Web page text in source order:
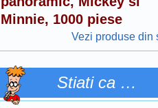
Minnie, 1000 piese
Vezi produse din
Stiati ca …